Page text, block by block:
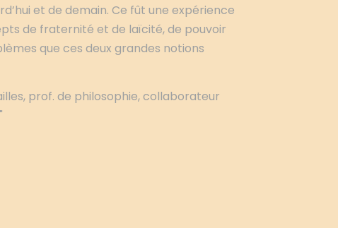
et de demain. Ce fût une expérience
de fraternité et de laïcité, de pouvoir
que ces deux grandes notions
prof. de philosophie, collaborateur